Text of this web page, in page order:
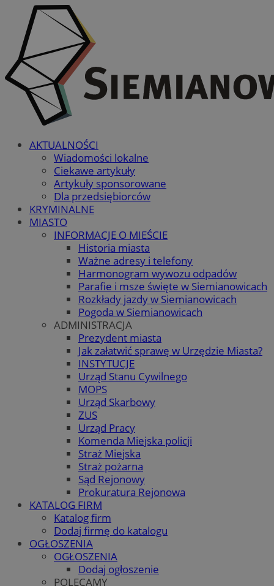
AKTUALNOŚCI
Wiadomości lokalne
Ciekawe artykuły
Artykuły sponsorowane
Dla przedsiębiorców
KRYMINALNE
MIASTO
INFORMACJE O MIEŚCIE
Historia miasta
Ważne adresy i telefony
Harmonogram wywozu odpadów
Parafie i msze święte w Siemianowicach
Rozkłady jazdy w Siemianowicach
Pogoda w Siemianowicach
ADMINISTRACJA
Prezydent miasta
Jak załatwić sprawę w Urzędzie Miasta?
INSTYTUCJE
Urząd Stanu Cywilnego
MOPS
Urząd Skarbowy
ZUS
Urząd Pracy
Komenda Miejska policji
Straż Miejska
Straż pożarna
Sąd Rejonowy
Prokuratura Rejonowa
KATALOG FIRM
Katalog firm
Dodaj firmę do katalogu
OGŁOSZENIA
OGŁOSZENIA
Dodaj ogłoszenie
POLECAMY